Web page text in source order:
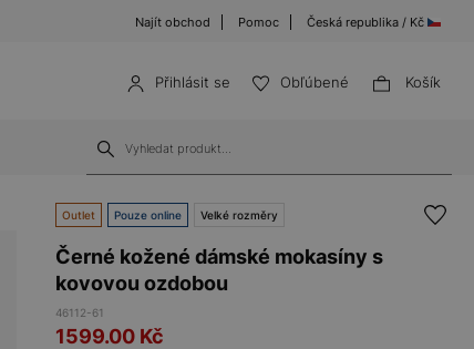
Najít obchod Pomoc Česká republika / Kč
Přihlásit se Obľúbené Košík
Outlet Pouze online Velké rozměry
Černé kožené dámské mokasíny s
kovovou ozdobou
46112-61
1599.00 Kč